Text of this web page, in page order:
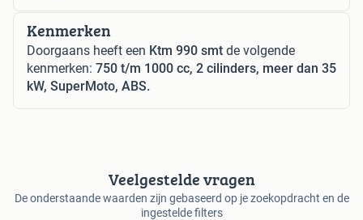
Kenmerken
Doorgaans heeft een Ktm 990 smt de volgende
kenmerken: 750 t/m 1000 cc, 2 cilinders, meer dan 35
kW, SuperMoto, ABS.
Veelgestelde vragen
De onderstaande waarden zijn gebaseerd op je zoekopdracht en de
ingestelde filters